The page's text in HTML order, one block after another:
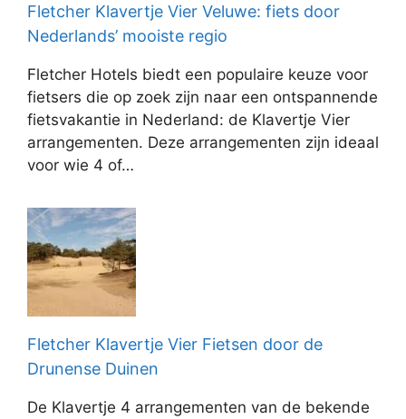
Fletcher Klavertje Vier Veluwe: fiets door
Nederlands’ mooiste regio
Fletcher Hotels biedt een populaire keuze voor
fietsers die op zoek zijn naar een ontspannende
fietsvakantie in Nederland: de Klavertje Vier
arrangementen. Deze arrangementen zijn ideaal
voor wie 4 of…
Fletcher Klavertje Vier Fietsen door de
Drunense Duinen
De Klavertje 4 arrangementen van de bekende